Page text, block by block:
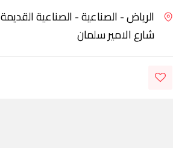
الرياض - الصناعية - الصناعية القديمة
شارع الامير سلمان